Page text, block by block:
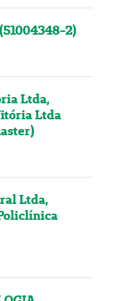
2)
Ltda,
Ltda
Ltda,